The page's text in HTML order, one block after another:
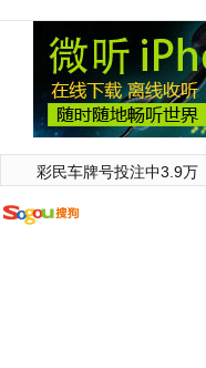
彩民车牌号投注中3.9万